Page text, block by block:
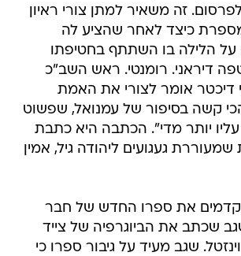
זה משאיר למתן צורי ראיון
כיצד לאחר שהציע לה
על הלילה בו השתתף בחטיפתו
דיראני. רומנטי. ראש השב"כ
אומר לצורי את האמת
קשה בסיפור של עמנואל, שפשוט
יותר מדי". הכתבה היא כתבת
געגועים ליהודה גיל, אמין
את ספרו החדש של חבר
שכתב את הביוגרפיה של צייד
שגב מעיד על גיבור ספרו כי